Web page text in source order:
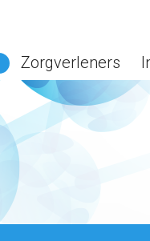
Zorgverleners